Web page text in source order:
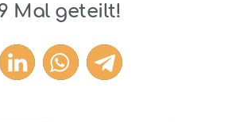
Mal geteilt!